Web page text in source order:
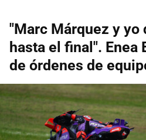
"Marc Márquez y yo
hasta el final". Enea
de órdenes de